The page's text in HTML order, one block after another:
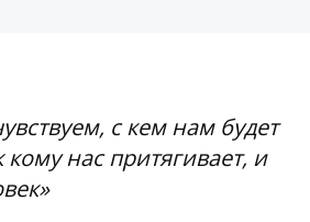
с кем нам будет
нас притягивает, и